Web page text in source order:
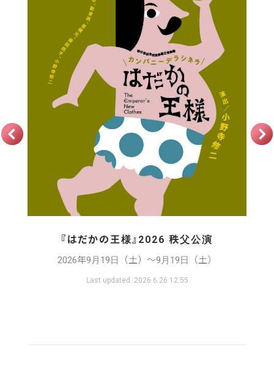
『はだかの王様』2026 秩父公演
2026年9月19日（土）〜9月19日（土）
Last updated: 2026.6.26 12:55